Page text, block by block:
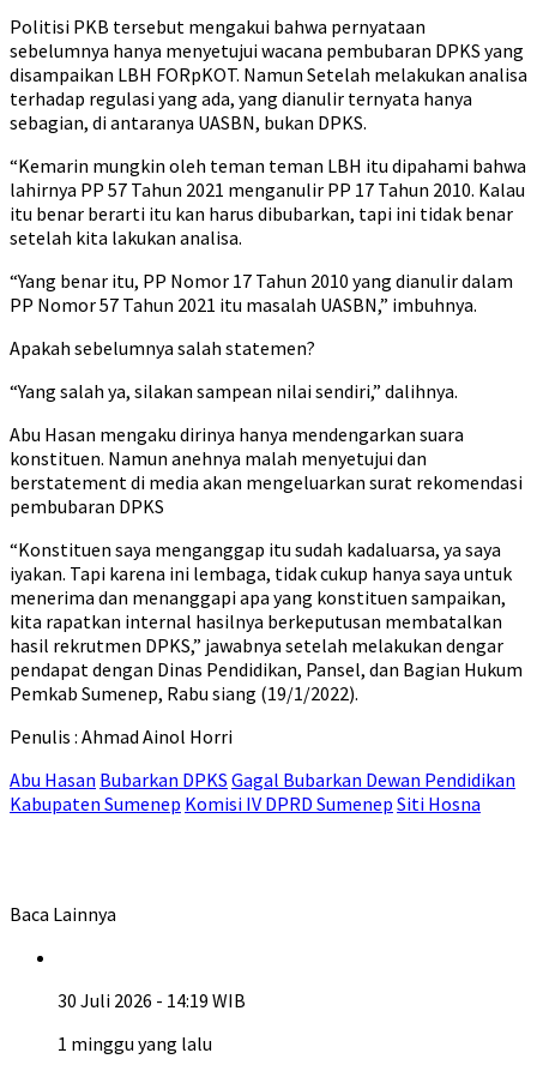
Politisi PKB tersebut mengakui bahwa pernyataan
sebelumnya hanya menyetujui wacana pembubaran DPKS yang
disampaikan LBH FORpKOT. Namun Setelah melakukan analisa
terhadap regulasi yang ada, yang dianulir ternyata hanya
sebagian, di antaranya UASBN, bukan DPKS.
“Kemarin mungkin oleh teman teman LBH itu dipahami bahwa
lahirnya PP 57 Tahun 2021 menganulir PP 17 Tahun 2010. Kalau
itu benar berarti itu kan harus dibubarkan, tapi ini tidak benar
setelah kita lakukan analisa.
“Yang benar itu, PP Nomor 17 Tahun 2010 yang dianulir dalam
PP Nomor 57 Tahun 2021 itu masalah UASBN,” imbuhnya.
Apakah sebelumnya salah statemen?
“Yang salah ya, silakan sampean nilai sendiri,” dalihnya.
Abu Hasan mengaku dirinya hanya mendengarkan suara
konstituen. Namun anehnya malah menyetujui dan
berstatement di media akan mengeluarkan surat rekomendasi
pembubaran DPKS
“Konstituen saya menganggap itu sudah kadaluarsa, ya saya
iyakan. Tapi karena ini lembaga, tidak cukup hanya saya untuk
menerima dan menanggapi apa yang konstituen sampaikan,
kita rapatkan internal hasilnya berkeputusan membatalkan
hasil rekrutmen DPKS,” jawabnya setelah melakukan dengar
pendapat dengan Dinas Pendidikan, Pansel, dan Bagian Hukum
Pemkab Sumenep, Rabu siang (19/1/2022).
Penulis : Ahmad Ainol Horri
Abu Hasan Bubarkan DPKS Gagal Bubarkan Dewan Pendidikan
Kabupaten Sumenep Komisi IV DPRD Sumenep Siti Hosna
Baca Lainnya
30 Juli 2026 - 14:19 WIB
1 minggu yang lalu